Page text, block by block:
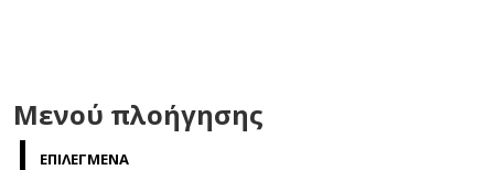
Μενού πλοήγησης
ΕΠΙΛΕΓΜΕΝΑ